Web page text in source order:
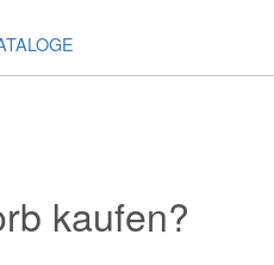
kaufen?